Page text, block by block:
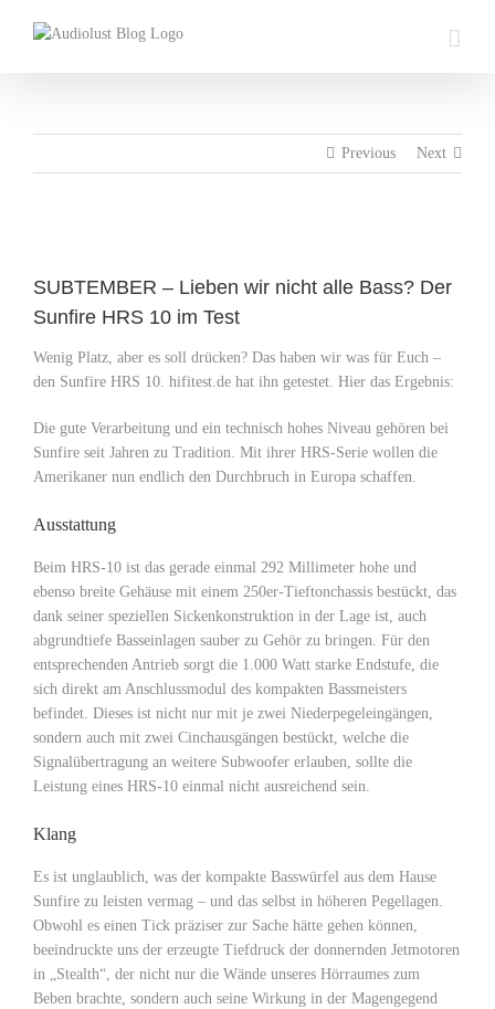
Previous Next
Image
SUBTEMBER – Lieben wir nicht alle Bass? Der
Sunfire HRS 10 im Test
Wenig Platz, aber es soll drücken? Das haben wir was für Euch –
den Sunfire HRS 10. hifitest.de hat ihn getestet. Hier das Ergebnis:
Die gute Verarbeitung und ein technisch hohes Niveau gehören bei
Sunfire seit Jahren zu Tradition. Mit ihrer HRS-Serie wollen die
Amerikaner nun endlich den Durchbruch in Europa schaffen.
Ausstattung
Beim HRS-10 ist das gerade einmal 292 Millimeter hohe und
ebenso breite Gehäuse mit einem 250er-Tieftonchassis bestückt, das
dank seiner speziellen Sickenkonstruktion in der Lage ist, auch
abgrundtiefe Basseinlagen sauber zu Gehör zu bringen. Für den
entsprechenden Antrieb sorgt die 1.000 Watt starke Endstufe, die
sich direkt am Anschlussmodul des kompakten Bassmeisters
befindet. Dieses ist nicht nur mit je zwei Niederpegeleingängen,
sondern auch mit zwei Cinchausgängen bestückt, welche die
Signalübertragung an weitere Subwoofer erlauben, sollte die
Leistung eines HRS-10 einmal nicht ausreichend sein.
Klang
Es ist unglaublich, was der kompakte Basswürfel aus dem Hause
Sunfire zu leisten vermag – und das selbst in höheren Pegellagen.
Obwohl es einen Tick präziser zur Sache hätte gehen können,
beeindruckte uns der erzeugte Tiefdruck der donnernden Jetmotoren
in „Stealth“, der nicht nur die Wände unseres Hörraumes zum
Beben brachte, sondern auch seine Wirkung in der Magengegend